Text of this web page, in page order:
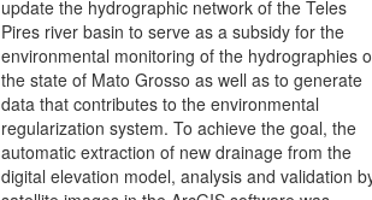
update the hydrographic network of the Teles
Pires river basin to serve as a subsidy for the
environmental monitoring of the hydrographies
the state of Mato Grosso as well as to generate
data that contributes to the environmental
regularization system. To achieve the goal, the
automatic extraction of new drainage from the
digital elevation model, analysis and validation